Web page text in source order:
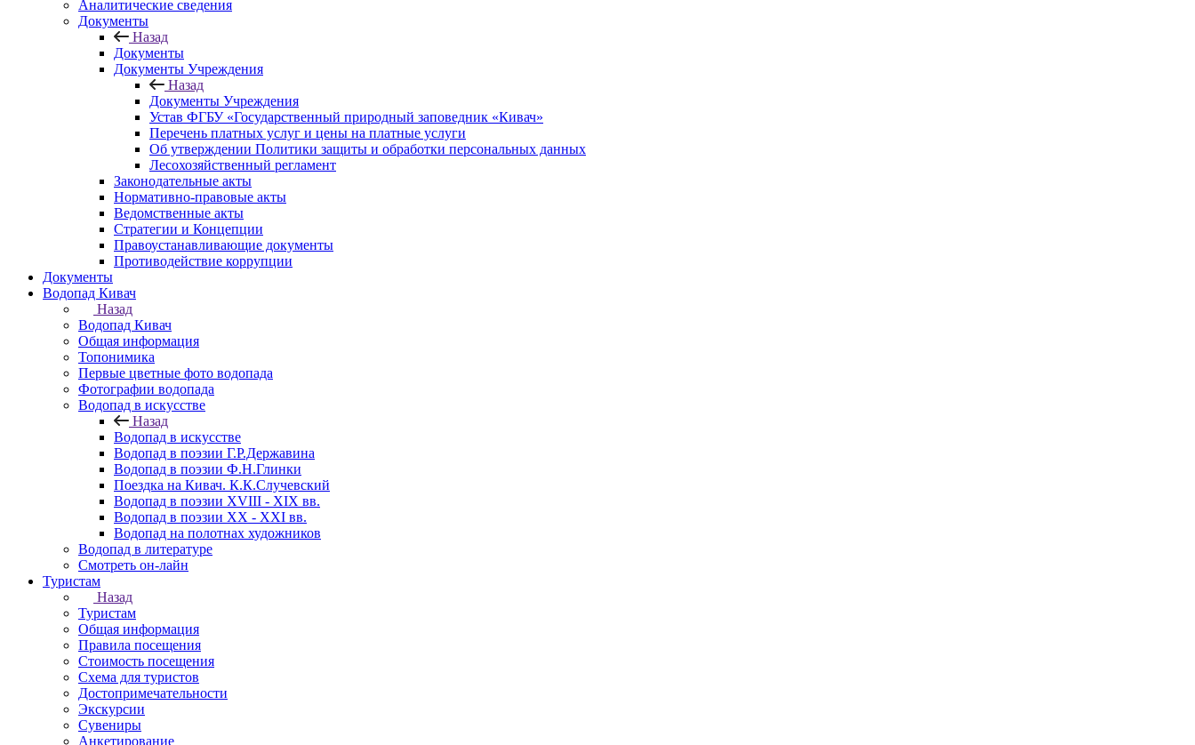
Аналитические сведения
Документы
Назад
Документы
Документы Учреждения
Назад
Документы Учреждения
Устав ФГБУ «Государственный природный заповедник «Кивач»
Перечень платных услуг и цены на платные услуги
Об утверждении Политики защиты и обработки персональных данных
Лесохозяйственный регламент
Законодательные акты
Нормативно-правовые акты
Ведомственные акты
Стратегии и Концепции
Правоустанавливающие документы
Противодействие коррупции
Документы
Водопад Кивач
Назад
Водопад Кивач
Общая информация
Топонимика
Первые цветные фото водопада
Фотографии водопада
Водопад в искусстве
Назад
Водопад в искусстве
Водопад в поэзии Г.Р.Державина
Водопад в поэзии Ф.Н.Глинки
Поездка на Кивач. К.К.Случевский
Водопад в поэзии XVIII - XIX вв.
Водопад в поэзии XX - XXI вв.
Водопад на полотнах художников
Водопад в литературе
Смотреть он-лайн
Туристам
Назад
Туристам
Общая информация
Правила посещения
Стоимость посещения
Схема для туристов
Достопримечательности
Экскурсии
Сувениры
Анкетирование